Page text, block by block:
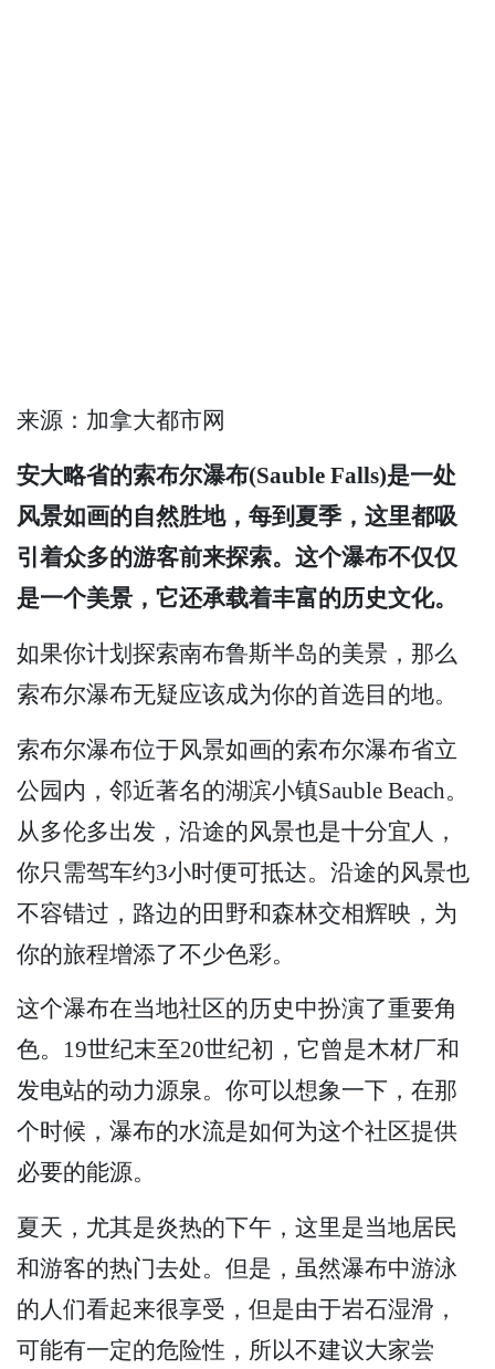
来源：加拿大都市网
安大略省的索布尔瀑布(Sauble Falls)是一处
风景如画的自然胜地，每到夏季，这里都吸
引着众多的游客前来探索。这个瀑布不仅仅
是一个美景，它还承载着丰富的历史文化。
如果你计划探索南布鲁斯半岛的美景，那么
索布尔瀑布无疑应该成为你的首选目的地。
索布尔瀑布位于风景如画的索布尔瀑布省立
公园内，邻近著名的湖滨小镇Sauble Beach。
从多伦多出发，沿途的风景也是十分宜人，
你只需驾车约3小时便可抵达。沿途的风景也
不容错过，路边的田野和森林交相辉映，为
你的旅程增添了不少色彩。
这个瀑布在当地社区的历史中扮演了重要角
色。19世纪末至20世纪初，它曾是木材厂和
发电站的动力源泉。你可以想象一下，在那
个时候，瀑布的水流是如何为这个社区提供
必要的能源。
夏天，尤其是炎热的下午，这里是当地居民
和游客的热门去处。但是，虽然瀑布中游泳
的人们看起来很享受，但是由于岩石湿滑，
可能有一定的危险性，所以不建议大家尝